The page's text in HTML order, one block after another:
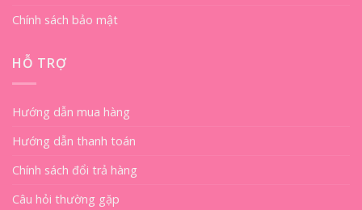
Chính sách bảo mật
HỖ TRỢ
Hướng dẫn mua hàng
Hướng dẫn thanh toán
Chính sách đổi trả hàng
Câu hỏi thường gặp